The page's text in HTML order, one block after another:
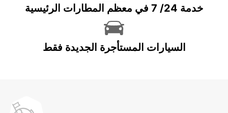
خدمة 24/ 7 في معظم المطارات الرئيسية
السيارات المستأجرة الجديدة فقط